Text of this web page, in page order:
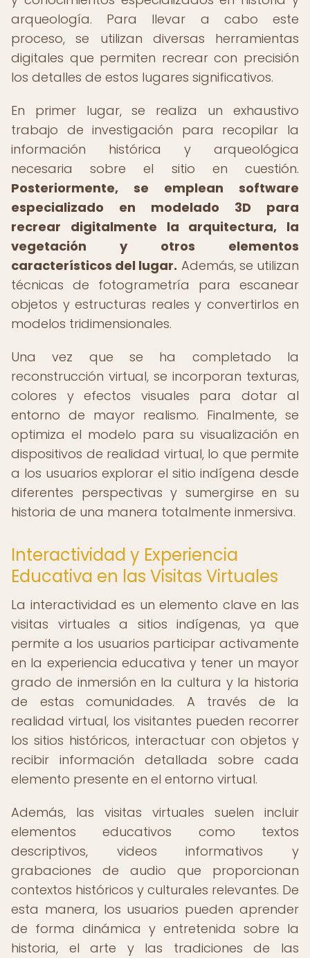
arqueología. Para llevar a cabo este
proceso, se utilizan diversas herramientas
digitales que permiten recrear con precisión
los detalles de estos lugares significativos.
En primer lugar, se realiza un exhaustivo
trabajo de investigación para recopilar la
información histórica y arqueológica
necesaria sobre el sitio en cuestión.
Posteriormente, se emplean software
especializado en modelado 3D para
recrear digitalmente la arquitectura, la
vegetación y otros elementos
característicos del lugar. Además, se utilizan
técnicas de fotogrametría para escanear
objetos y estructuras reales y convertirlos en
modelos tridimensionales.
Una vez que se ha completado la
reconstrucción virtual, se incorporan texturas,
colores y efectos visuales para dotar al
entorno de mayor realismo. Finalmente, se
optimiza el modelo para su visualización en
dispositivos de realidad virtual, lo que permite
a los usuarios explorar el sitio indígena desde
diferentes perspectivas y sumergirse en su
historia de una manera totalmente inmersiva.
Interactividad y Experiencia
Educativa en las Visitas Virtuales
La interactividad es un elemento clave en las
visitas virtuales a sitios indígenas, ya que
permite a los usuarios participar activamente
en la experiencia educativa y tener un mayor
grado de inmersión en la cultura y la historia
de estas comunidades. A través de la
realidad virtual, los visitantes pueden recorrer
los sitios históricos, interactuar con objetos y
recibir información detallada sobre cada
elemento presente en el entorno virtual.
Además, las visitas virtuales suelen incluir
elementos educativos como textos
descriptivos, videos informativos y
grabaciones de audio que proporcionan
contextos históricos y culturales relevantes. De
esta manera, los usuarios pueden aprender
de forma dinámica y entretenida sobre la
historia, el arte y las tradiciones de las